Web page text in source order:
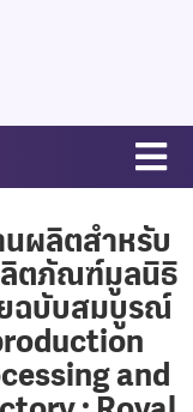
ผลิตสำหรับ
ตภัณฑ์มูลนิธิ
ฉบับสมบูรณ์
and